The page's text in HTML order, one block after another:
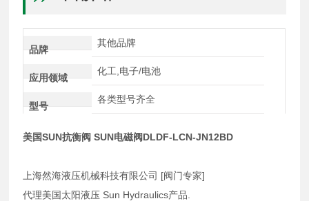
品牌
其他品牌
应用领域
化工,电子/电池
型号
各类型号齐全
美国SUN抗衡阀 SUN电磁阀DLDF-LCN-JN12BD
上海然海液压机械科技有限公司 [阀门专家]
代理美国太阳液压 Sun Hydraulics产品.